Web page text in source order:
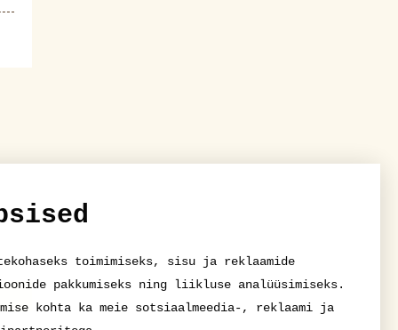
toimimiseks, sisu ja reklaamide
pakkumiseks ning liikluse analüüsimiseks.
kohta ka meie sotsiaalmeedia-, reklaami ja